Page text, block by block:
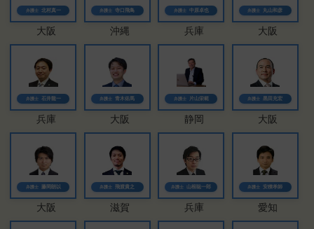
弁護士 北村真一
大阪
弁護士 寺口飛鳥
沖縄
弁護士 中原卓也
兵庫
弁護士 丸山和彦
大阪
弁護士 石井龍一
兵庫
弁護士 青木佑馬
大阪
弁護士 片山栄範
静岡
弁護士 黒田充宏
大阪
弁護士 藤岡朗以
大阪
弁護士 飛渡貴之
滋賀
弁護士 山根聡一郎
兵庫
弁護士 安積孝師
愛知